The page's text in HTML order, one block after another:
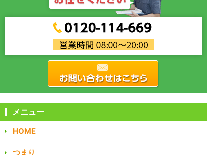
メニュー
HOME
つまり